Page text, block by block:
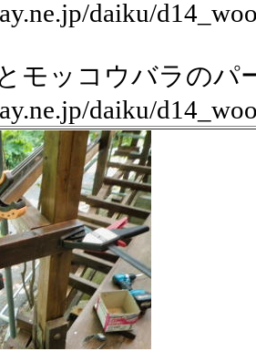
daiku/
モッコウバラのパ
daiku/